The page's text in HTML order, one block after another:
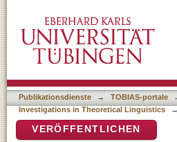
Linguistics nach DDC-
Publikationsdienste → TOBIAS-portale
Investigations in Theoretical Linguistics
→
VERÖFFENTLICHEN